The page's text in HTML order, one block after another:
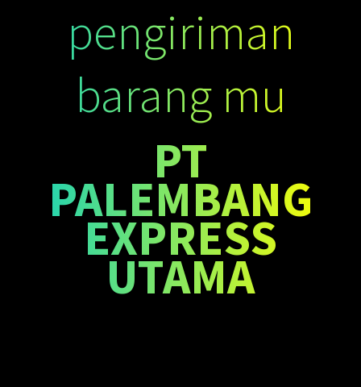
pengiriman
barang mu
PT
PALEMBANG
EXPRESS
UTAMA